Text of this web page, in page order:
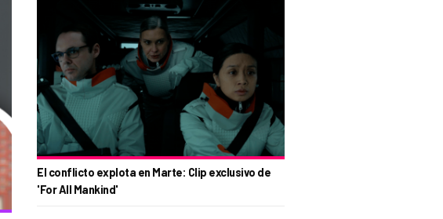
El conflicto explota en Marte: Clip exclusivo de
'For All Mankind'